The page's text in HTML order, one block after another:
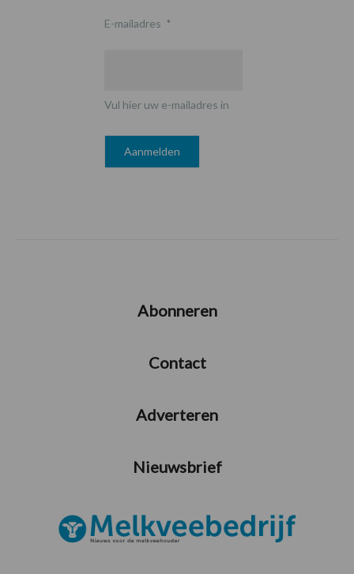
E-mailadres *
Vul hier uw e-mailadres in
Abonneren
Contact
Adverteren
Nieuwsbrief